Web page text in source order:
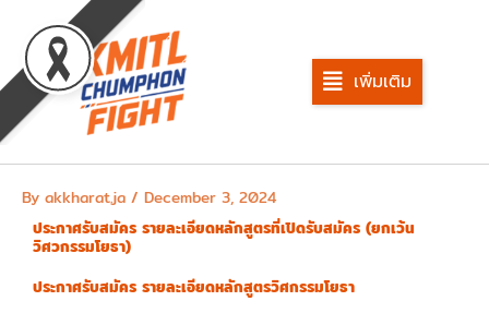
content
เพิ่มเติม
By akkharat.ja / December 3, 2024
ประกาศรับสมัคร รายละเอียดหลักสูตรที่เปิดรับสมัคร (ยกเว้น
วิศวกรรมโยธา)
ประกาศรับสมัคร รายละเอียดหลักสูตรวิศกรรมโยธา